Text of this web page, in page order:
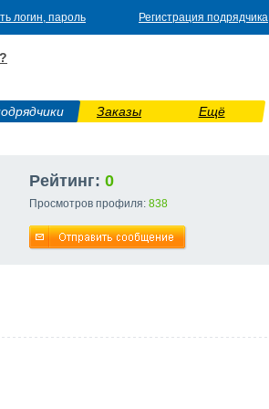
логин, пароль Регистрация подрядчика
Заказы Ещё
Рейтинг: 0
Просмотров профиля: 838